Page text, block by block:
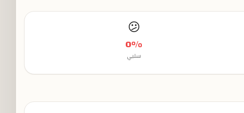
😕
0%
سلبي